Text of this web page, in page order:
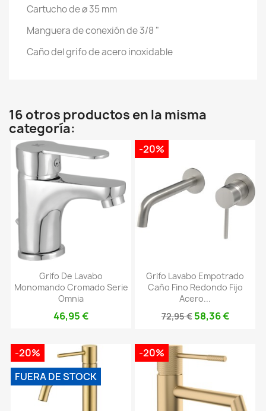
Cartucho de ø 35 mm
Manguera de conexión de 3/8 "
Caño del grifo de acero inoxidable
16 otros productos en la misma
categoría:
Grifo De Lavabo
Monomando Cromado Serie
Omnia
46,95 €
Grifo Lavabo Empotrado
Caño Fino Redondo Fijo
Acero...
72,95 € 58,36 €
-20%
-20%
FUERA DE STOCK
-20%